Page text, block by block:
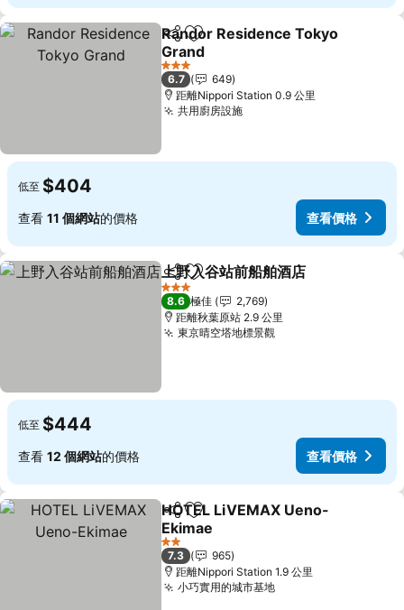
分享 放到收藏夾
Randor Residence Tokyo
Grand
3 星級
6.7
649
距離Nippori Station 0.9 公里
共用廚房設施
低至 $404
查看 11 個網站的價格 查看價格
分享 放到收藏夾
上野入谷站前船舶酒店
3 星級
8.6 極佳
2,769
距離秋葉原站 2.9 公里
東京晴空塔地標景觀
低至 $444
查看 12 個網站的價格 查看價格
分享 放到收藏夾
HOTEL LiVEMAX Ueno-
Ekimae
2 星級
7.3
965
距離Nippori Station 1.9 公里
小巧實用的城市基地